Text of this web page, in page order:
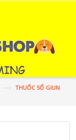
—› THUỐC SỔ GIUN